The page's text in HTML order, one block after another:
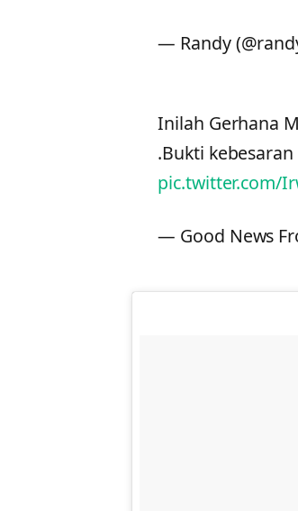
— Randy
Inilah Gerhana
.Bukti
pic.twitter.com/
— Good News